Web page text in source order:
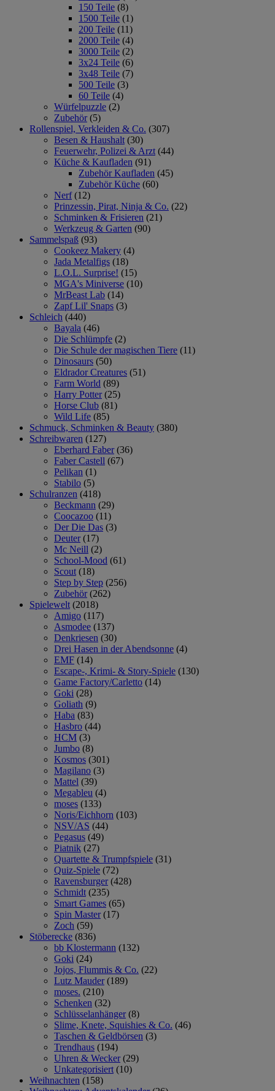
150 Teile (8)
1500 Teile (1)
200 Teile (11)
2000 Teile (4)
3000 Teile (2)
3x24 Teile (6)
3x48 Teile (7)
500 Teile (3)
60 Teile (4)
Würfelpuzzle (2)
Zubehör (5)
Rollenspiel, Verkleiden & Co. (307)
Besen & Haushalt (30)
Feuerwehr, Polizei & Arzt (44)
Küche & Kaufladen (91)
Zubehör Kaufladen (45)
Zubehör Küche (60)
Nerf (12)
Prinzessin, Pirat, Ninja & Co. (22)
Schminken & Frisieren (21)
Werkzeug & Garten (90)
Sammelspaß (93)
Cookeez Makery (4)
Jada Metalfigs (18)
L.O.L. Surprise! (15)
MGA's Miniverse (10)
MrBeast Lab (14)
Zapf Lil' Snaps (3)
Schleich (440)
Bayala (46)
Die Schlümpfe (2)
Die Schule der magischen Tiere (11)
Dinosaurs (50)
Eldrador Creatures (51)
Farm World (89)
Harry Potter (25)
Horse Club (81)
Wild Life (85)
Schmuck, Schminken & Beauty (380)
Schreibwaren (127)
Eberhard Faber (36)
Faber Castell (67)
Pelikan (1)
Stabilo (5)
Schulranzen (418)
Beckmann (29)
Coocazoo (11)
Der Die Das (3)
Deuter (17)
Mc Neill (2)
School-Mood (61)
Scout (18)
Step by Step (256)
Zubehör (262)
Spielewelt (2018)
Amigo (117)
Asmodee (137)
Denkriesen (30)
Drei Hasen in der Abendsonne (4)
EMF (14)
Escape-, Krimi- & Story-Spiele (130)
Game Factory/Carletto (14)
Goki (28)
Goliath (9)
Haba (83)
Hasbro (44)
HCM (3)
Jumbo (8)
Kosmos (301)
Magilano (3)
Mattel (39)
Megableu (4)
moses (133)
Noris/Eichhorn (103)
NSV/AS (44)
Pegasus (49)
Piatnik (27)
Quartette & Trumpfspiele (31)
Quiz-Spiele (72)
Ravensburger (428)
Schmidt (235)
Smart Games (65)
Spin Master (17)
Zoch (59)
Stöberecke (836)
bb Klostermann (132)
Goki (24)
Jojos, Flummis & Co. (22)
Lutz Mauder (189)
moses. (210)
Schenken (32)
Schlüsselanhänger (8)
Slime, Knete, Squishies & Co. (46)
Taschen & Geldbörsen (3)
Trendhaus (194)
Uhren & Wecker (29)
Unkategorisiert (10)
Weihnachten (158)